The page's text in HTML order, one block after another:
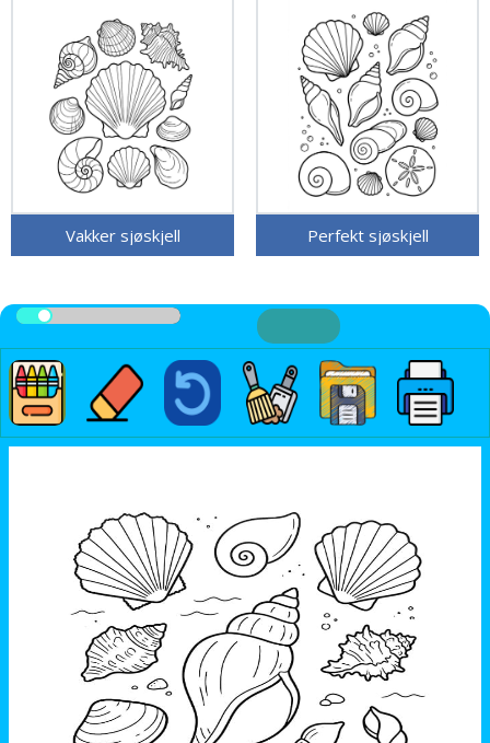
Vakker sjøskjell Perfekt sjøskjell